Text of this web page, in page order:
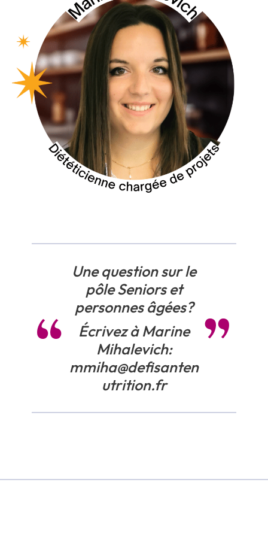
Une question sur le
pôle Seniors et
personnes âgées?
Écrivez à Marine
Mihalevich:
mmiha@defisanten
utrition.fr